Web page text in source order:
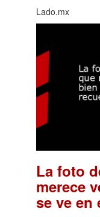
Lado.mx
La foto
merece
se ve en